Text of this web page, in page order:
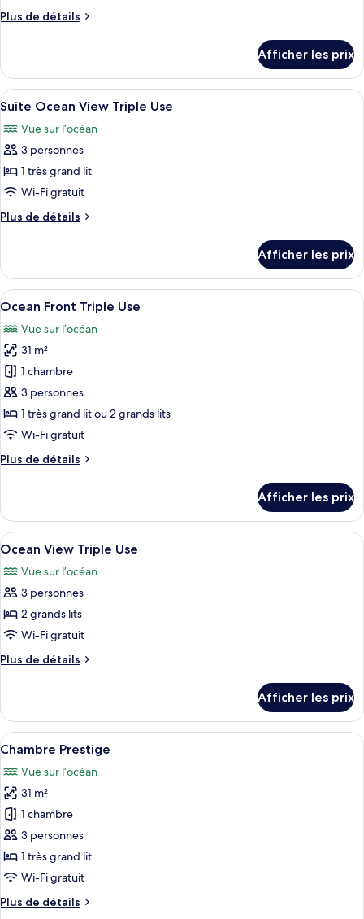
chambre :
Front
Triple
Plus de détails
Plus
Superior
Ocean
Front
Use
Afficher les prix
Afficher
toutes
les
photos
pour
ce
type
de
Suite
Ocean
View
Triple
Use
Une chambre d’hôtel dotée d’une
6
Suite Ocean View Triple Use
Vue sur l’océan
3 personnes
1 très grand lit
Wi-Fi gratuit
Plus de détails
Plus
Suite
Ocean
View
Use
Afficher les prix
Afficher
toutes
les
photos
pour
ce
type
de
chambre :
Ocean
Use
Une chambre d’hôtel avec un grand
6
Ocean Front Triple Use
Vue sur l’océan
31 m²
1 chambre
3 personnes
1 très grand lit ou 2 grands lits
Wi-Fi gratuit
Plus de détails
Plus
Ocean
Front
Triple
Afficher les prix
Afficher
toutes
les
photos
pour
ce
type
de
Ocean
View
Triple
Use
Une chambre d’hôtel avec un
6
Ocean View Triple Use
Vue sur l’océan
3 personnes
2 grands lits
Wi-Fi gratuit
Plus de détails
Plus
Ocean
View
Triple
Afficher les prix
Afficher
toutes
les
photos
pour
ce
type
de
chambre :
Chambre
Une chambre d’hôtel avec un grand
6
Chambre Prestige
Vue sur l’océan
31 m²
1 chambre
3 personnes
1 très grand lit
Wi-Fi gratuit
Plus de détails
Plus